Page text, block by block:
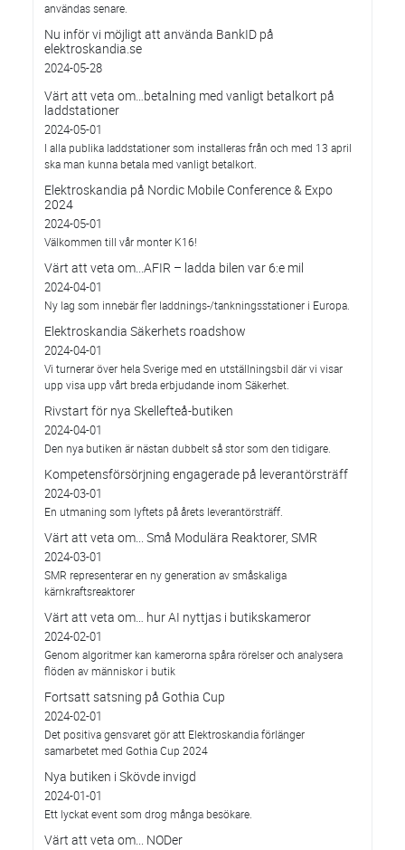
användas senare.
Nu inför vi möjligt att använda BankID på
elektroskandia.se
2024-05-28
Värt att veta om…betalning med vanligt betalkort på
laddstationer
2024-05-01
I alla publika laddstationer som installeras från och med 13 april
ska man kunna betala med vanligt betalkort.
Elektroskandia på Nordic Mobile Conference & Expo
2024
2024-05-01
Välkommen till vår monter K16!
Värt att veta om...AFIR – ladda bilen var 6:e mil
2024-04-01
Ny lag som innebär fler laddnings-/tankningsstationer i Europa.
Elektroskandia Säkerhets roadshow
2024-04-01
Vi turnerar över hela Sverige med en utställningsbil där vi visar
upp visa upp vårt breda erbjudande inom Säkerhet.
Rivstart för nya Skellefteå-butiken
2024-04-01
Den nya butiken är nästan dubbelt så stor som den tidigare.
Kompetensförsörjning engagerade på leverantörsträff
2024-03-01
En utmaning som lyftets på årets leverantörsträff.
Värt att veta om... Små Modulära Reaktorer, SMR
2024-03-01
SMR representerar en ny generation av småskaliga
kärnkraftsreaktorer
Värt att veta om… hur AI nyttjas i butikskameror
2024-02-01
Genom algoritmer kan kamerorna spåra rörelser och analysera
flöden av människor i butik
Fortsatt satsning på Gothia Cup
2024-02-01
Det positiva gensvaret gör att Elektroskandia förlänger
samarbetet med Gothia Cup 2024
Nya butiken i Skövde invigd
2024-01-01
Ett lyckat event som drog många besökare.
Värt att veta om... NODer